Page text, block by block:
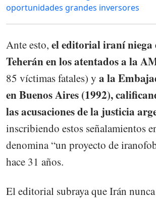
oportunidades grandes inversores
Ante esto, el editorial iraní niega
Teherán en los atentados a la
85 víctimas fatales) y a la
en Buenos Aires (1992),
las acusaciones de la justicia
inscribiendo estos señalamientos
denomina “un proyecto de
hace 31 años.
El editorial subraya que Irán